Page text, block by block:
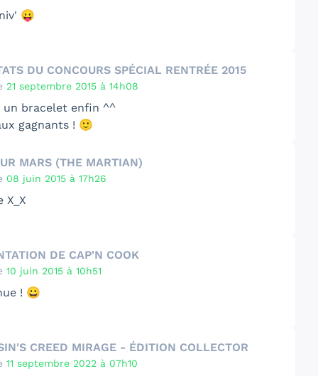
😛
DU CONCOURS SPÉCIAL RENTRÉE 2015
21 septembre 2015 à 14h08
un bracelet enfin ^^
gagnants ! 🙂
MARS (THE MARTIAN)
08 juin 2015 à 17h26
X_X
DE CAP'N COOK
10 juin 2015 à 10h51
! 😀
CREED MIRAGE - ÉDITION COLLECTOR
11 septembre 2022 à 07h10